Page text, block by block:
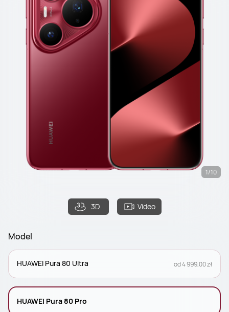
3D Video
1/10
Model
HUAWEI Pura 80 Ultra od 4 999,00 zł
HUAWEI Pura 80 Pro